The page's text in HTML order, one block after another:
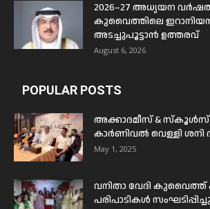
2026–27 അധ്യയന
കുവൈത്തിലെ
അടച്ചുപൂട്ടാൻ ഉത്തരവ്
August 6, 2026
POPULAR POSTS
അക്കാദമീസ് &
കാർണിവൽ വെള്ളി ശനി
May 1, 2025
വനിതാ വേദി കുവൈത്ത്
പരിപാടികൾ